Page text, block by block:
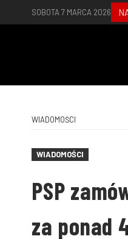
SOBOTA 7 MARCA 2026
WIADOMOŚCI
WIADOMOŚCI
PSP
za ponad